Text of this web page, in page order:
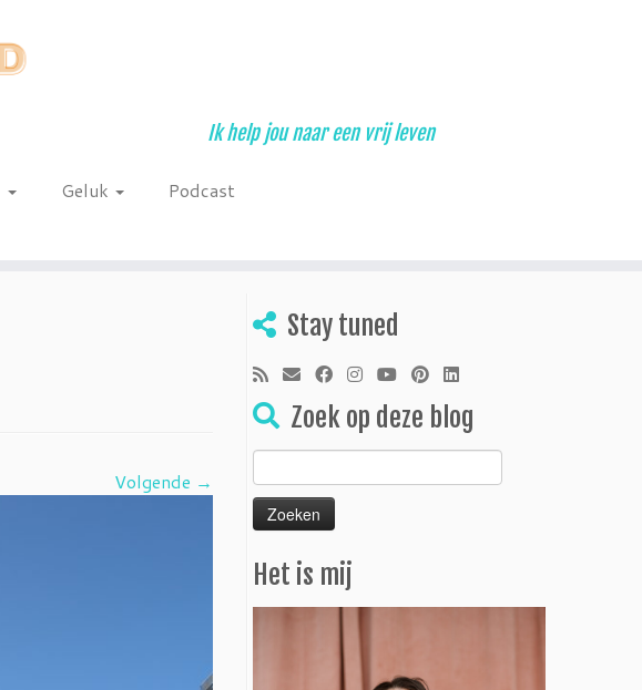
Ik help jou naar een vrij leven
Geluk
Podcast
Volgende →
Stay tuned
Zoek op deze blog
Zoeken
naar:
Het is mij